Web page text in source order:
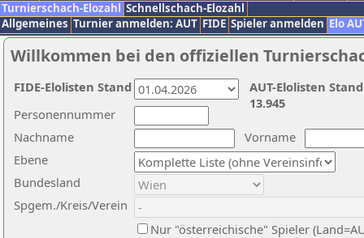
Turnierschach-Elozahl Schnellschach-Elozahl
Allgemeines Turnier anmelden: AUT FIDE Spieler anmelden Elo
Willkommen bei den offiziellen
Nachname
Vorname
Ebene
Personennummer
Bundesland
Spgem./Kreis/Verein
Nur "österreichische" Spieler
AUT-Elolisten
13.945
FIDE-Elolisten Stand